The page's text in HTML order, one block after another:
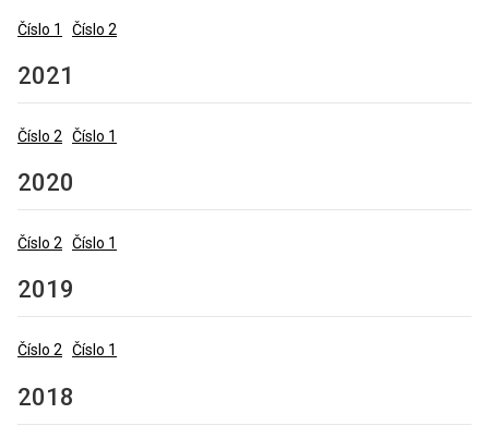
Číslo 1 Číslo 2
2021
Číslo 2 Číslo 1
2020
Číslo 2 Číslo 1
2019
Číslo 2 Číslo 1
2018